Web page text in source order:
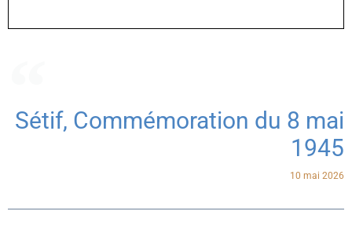
Sétif, Commémoration du 8 mai
1945
10 mai 2026